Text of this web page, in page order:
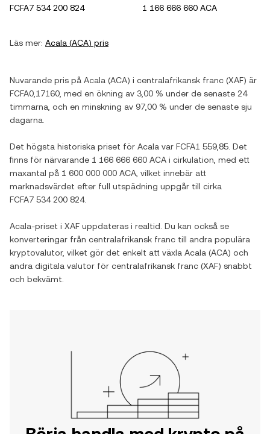
FCFA7 534 200 824
1 166 666 660 ACA
Läs mer: Acala (ACA) pris
Nuvarande pris på Acala (ACA) i centralafrikansk franc (XAF) är
FCFA0,17160 , med en ökning av 3,00 % under de senaste 24
timmarna, och en minskning av 97,00 % under de senaste sju
dagarna.
Det högsta historiska priset för Acala var FCFA1 559,85 . Det
finns för närvarande 1 166 666 660 ACA i cirkulation, med ett
maxantal på 1 600 000 000 ACA , vilket innebär att
marknadsvärdet efter full utspädning uppgår till cirka
FCFA7 534 200 824.
Acala-priset i XAF uppdateras i realtid. Du kan också se
konverteringar från centralafrikansk franc till andra populära
kryptovalutor, vilket gör det enkelt att växla Acala (ACA) och
andra digitala valutor för centralafrikansk franc (XAF) snabbt
och bekvämt.